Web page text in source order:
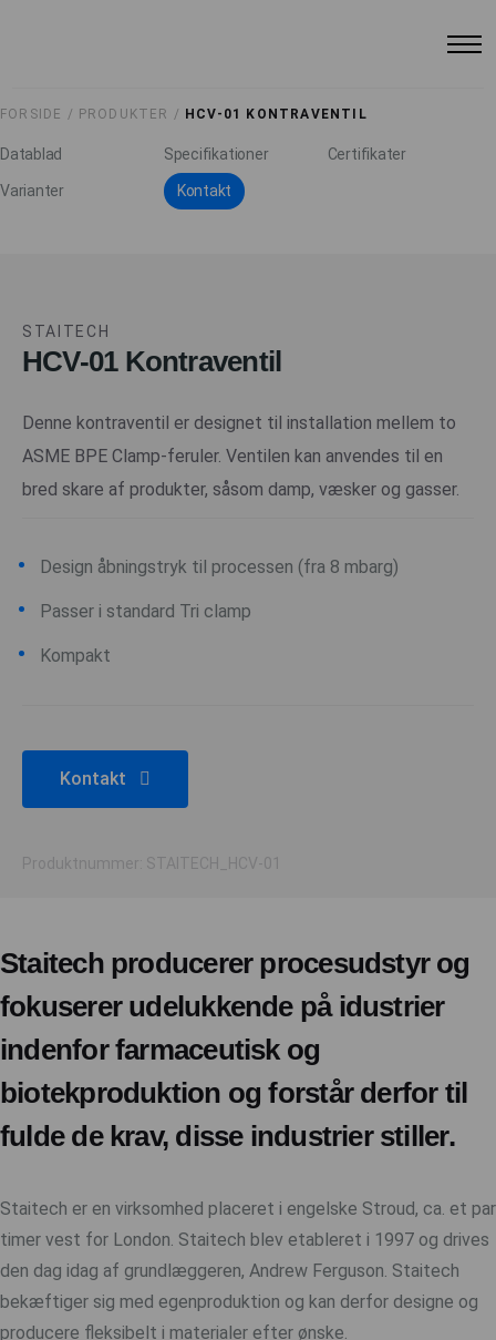
FORSIDE / PRODUKTER / HCV-01 KONTRAVENTIL
Datablad Specifikationer Certifikater
Varianter Kontakt
STAITECH
HCV-01 Kontraventil
Denne kontraventil er designet til installation mellem to
ASME BPE Clamp-feruler. Ventilen kan anvendes til en
bred skare af produkter, såsom damp, væsker og gasser.
Design åbningstryk til processen (fra 8 mbarg)
Passer i standard Tri clamp
Kompakt
Kontakt
Produktnummer: STAITECH_HCV-01
Staitech producerer procesudstyr og
fokuserer udelukkende på idustrier
indenfor farmaceutisk og
biotekproduktion og forstår derfor til
fulde de krav, disse industrier stiller.
Staitech er en virksomhed placeret i engelske Stroud, ca. et par
timer vest for London. Staitech blev etableret i 1997 og drives
den dag idag af grundlæggeren, Andrew Ferguson. Staitech
bekæftiger sig med egenproduktion og kan derfor designe og
producere fleksibelt i materialer efter ønske.